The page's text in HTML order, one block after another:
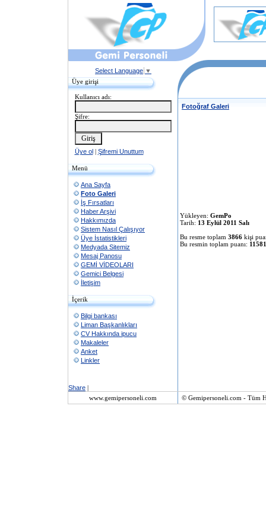
Select Language ▼
Üye girişi
Kullanıcı adı:
Şifre:
Üye ol| Şifremi Unuttum
Menü
Ana Sayfa
Foto Galeri
İş Fırsatları
Haber Arşivi
Hakkımızda
Sistem Nasıl Çalışıyor
Üye İstatistikleri
Medyada Sitemiz
Mesaj Panosu
GEMİ VİDEOLARI
Gemici Belgesi
İletişim
İçerik
Bilgi bankası
Liman Başkanlıkları
CV Hakkında ipucu
Makaleler
Anket
Linkler
Share |
Fotoğraf Galeri
Yükleyen: GemPo
Tarih: 13 Eylül 2011 Salı
Bu resme toplam 3866 kişi
Bu resmin toplam puanı: 11581
www.gemipersoneli.com © Gemipersoneli.com - Tüm